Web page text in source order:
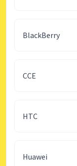
BlackBerry
CCE
HTC
Huawei